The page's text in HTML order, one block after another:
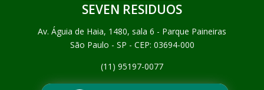
SEVEN RESIDUOS
Av. Águia de Haia, 1480, sala 6 - Parque Paineiras
São Paulo - SP - CEP: 03694-000
(11) 95197-0077